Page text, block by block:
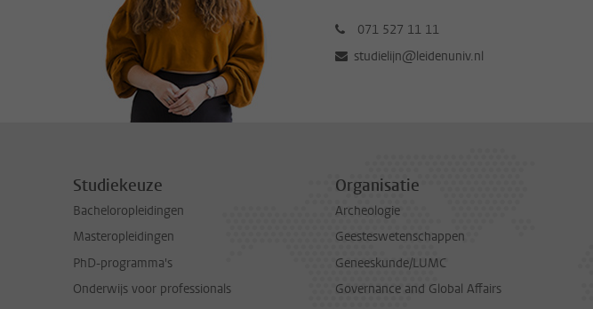
071 527 11 11
studielijn@leidenuniv.nl
Studiekeuze
Bacheloropleidingen
Masteropleidingen
PhD-programma's
Onderwijs voor professionals
Organisatie
Archeologie
Geesteswetenschappen
Geneeskunde/LUMC
Governance and Global Affairs